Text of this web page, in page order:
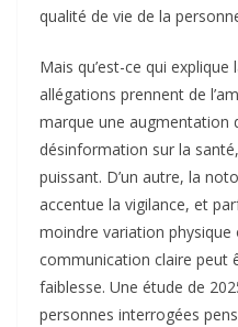
qualité de vie de la
Mais qu’est-ce qui
allégations prennent de
marque une augmentation
désinformation sur la
puissant. D’un autre, la
accentue la vigilance, et
moindre variation physique
communication claire peut
faiblesse. Une étude de
personnes interrogées